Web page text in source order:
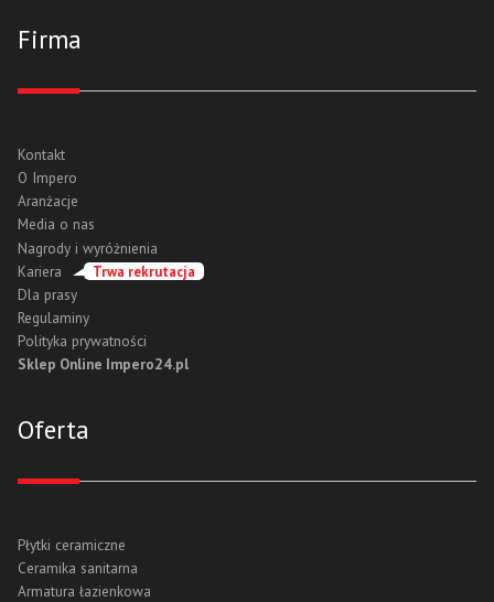
Firma
Kontakt
O Impero
Aranżacje
Media o nas
Nagrody i wyróżnienia
Kariera
Trwa rekrutacja
Dla prasy
Regulaminy
Polityka prywatności
Sklep Online Impero24.pl
Oferta
Płytki ceramiczne
Ceramika sanitarna
Armatura łazienkowa